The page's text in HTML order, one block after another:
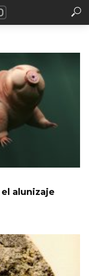
alunizaje